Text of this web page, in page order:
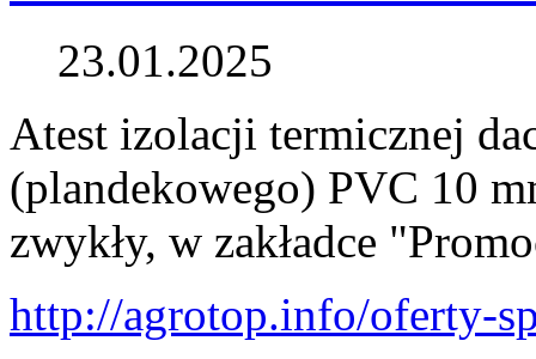
23.01.2025
Atest izolacji termicznej
(plandekowego) PVC 10
zwykły, w zakładce
http://agrotop.info/oferty-